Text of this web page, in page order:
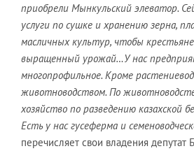
приобрели Мынкульский элеватор.
услуги по сушке и хранению зерна,
масличных культур, чтобы
выращенный урожай…У нас
многопрофильное. Кроме
животноводством. По
хозяйство по разведению казахской
Есть у нас гусеферма и
перечисляет свои владения депутат